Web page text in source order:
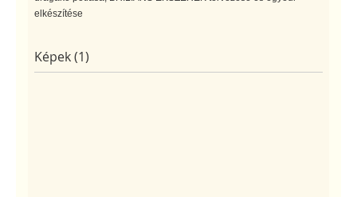
elkészítése
Képek (1)